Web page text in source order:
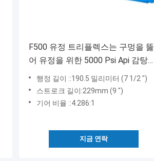
F500 유정 트리플렉스는 구멍을 뚫
어 유정을 위한 5000 Psi Api 감탕뽐
프를 펌핑합니다
행정 길이 ::190.5 밀리미터 (7 1/2 ")
스트로크 길이:229mm (9 ")
기어 비율 ::4.286:1
지금 연락